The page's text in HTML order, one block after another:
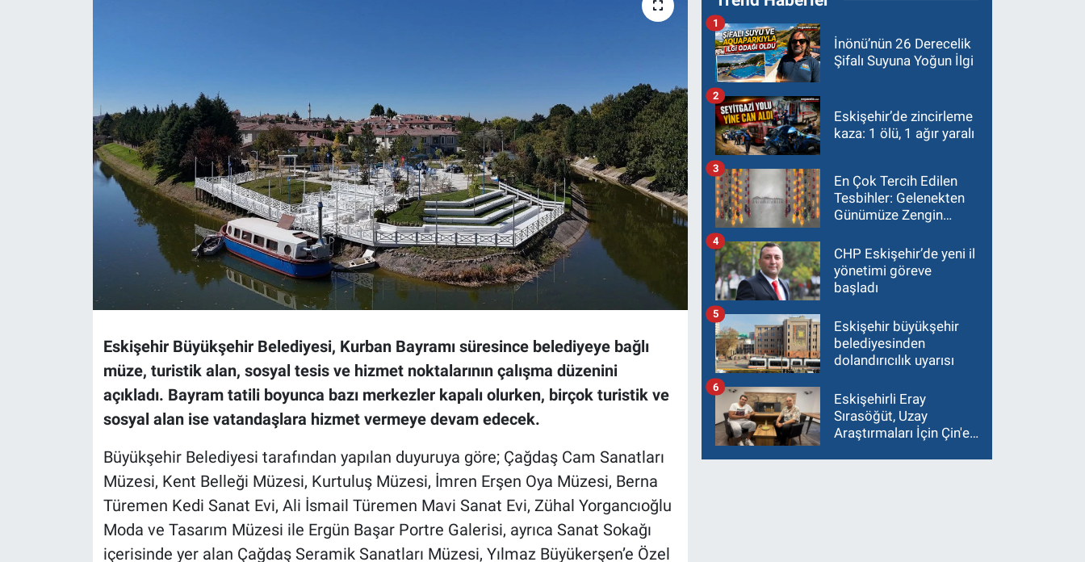
Eskişehir Büyükşehir Belediyesi, Kurban Bayramı süresince belediyeye bağlı
müze, turistik alan, sosyal tesis ve hizmet noktalarının çalışma düzenini
açıkladı. Bayram tatili boyunca bazı merkezler kapalı olurken, birçok turistik ve
sosyal alan ise vatandaşlara hizmet vermeye devam edecek.
Büyükşehir Belediyesi tarafından yapılan duyuruya göre; Çağdaş Cam Sanatları
Müzesi, Kent Belleği Müzesi, Kurtuluş Müzesi, İmren Erşen Oya Müzesi, Berna
Türemen Kedi Sanat Evi, Ali İsmail Türemen Mavi Sanat Evi, Zühal Yorgancıoğlu
Moda ve Tasarım Müzesi ile Ergün Başar Portre Galerisi, ayrıca Sanat Sokağı
içerisinde yer alan Çağdaş Seramik Sanatları Müzesi, Yılmaz Büyükerşen’e Özel
İnönü’nün 26 Derecelik
Şifalı Suyuna Yoğun İlgi
1
Eskişehir’de zincirleme
kaza: 1 ölü, 1 ağır yaralı
2
En Çok Tercih Edilen
Tesbihler: Gelenekten
Günümüze Zengin
3
CHP Eskişehir’de yeni il
yönetimi göreve
başladı
4
Eskişehir büyükşehir
belediyesinden
dolandırıcılık uyarısı
5
Eskişehirli Eray
Sırasöğüt, Uzay
Araştırmaları İçin Çin'e
6
Kütahya
Bilim ve Teknoloji